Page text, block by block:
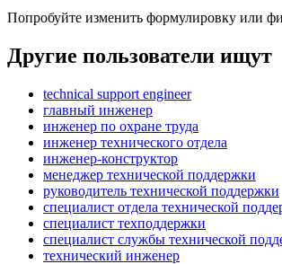
Попробуйте изменить формулировку или
Другие пользователи ищут
technical support engineer
главный инженер
инженер по охране труда
инженер технического отдела
инженер-конструктор
менеджер технической поддержки
руководитель технической поддержки
специалист отдела технической
специалист техподдержки
специалист службы технической
технический инженер